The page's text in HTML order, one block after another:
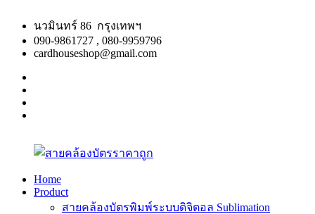
content
นวมินทร์ 86 กรุงเทพฯ
090-9861727 , 080-9959796
cardhouseshop@gmail.com
สาย
สินค้า
Home
Product
สายคล้องบัตรพิมพ์ระบบดิจิตอล Sublimation